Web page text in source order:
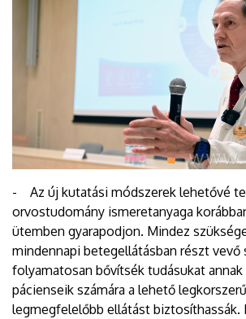
- Az új kutatási módszerek lehetővé
orvostudomány ismeretanyaga
ütemben gyarapodjon. Mindez
mindennapi betegellátásban részt vevő
folyamatosan bővítsék tudásukat
pácienseik számára a lehető
legmegfelelőbb ellátást biztosíthassák.